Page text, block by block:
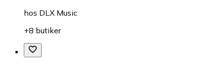
hos DLX Music
+8 butiker